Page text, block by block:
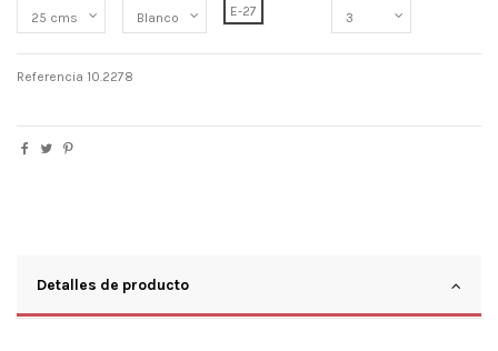
E-27
Referencia 10.2278
Detalles de producto